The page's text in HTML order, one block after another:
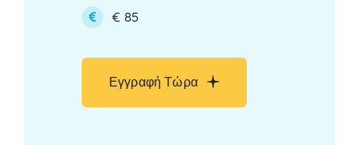
€ 85
Εγγραφή Τώρα